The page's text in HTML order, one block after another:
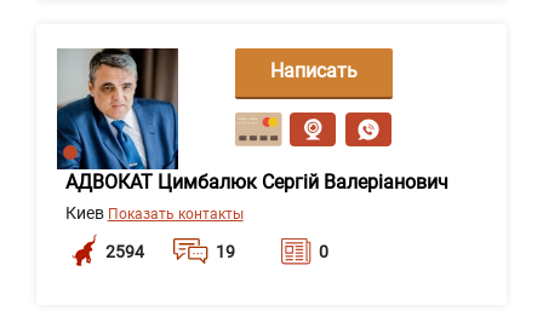
АДВОКАТ Цимбалюк Сергій Валеріанович
Киев Показать контакты
2594 19 0
Написать
сообщение